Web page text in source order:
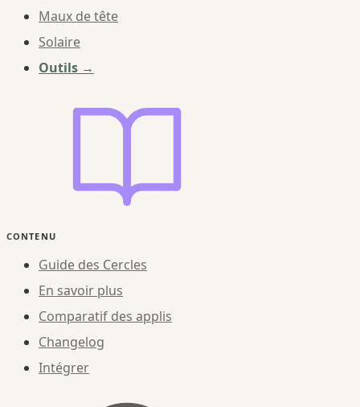
Maux de tête
Solaire
Outils →
CONTENU
Guide des Cercles
En savoir plus
Comparatif des applis
Changelog
Intégrer